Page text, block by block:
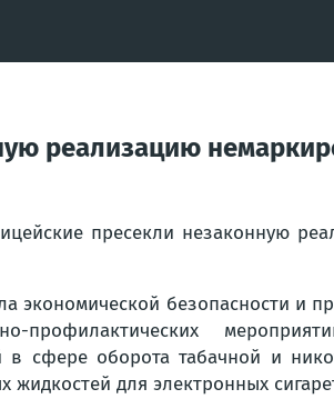
реализацию
пресекли незаконную
экономической безопасности и
профилактических
в сфере оборота табачной и
жидкостей для электронных